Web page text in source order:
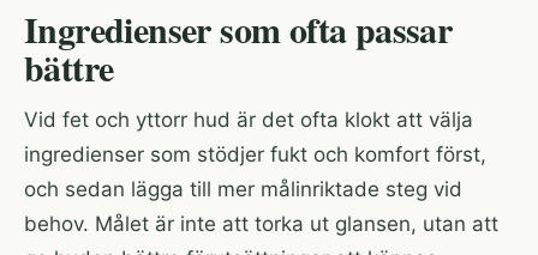
Ingredienser som ofta passar
bättre
Vid fet och yttorr hud är det ofta klokt att välja
ingredienser som stödjer fukt och komfort först,
och sedan lägga till mer målinriktade steg vid
behov. Målet är inte att torka ut glansen, utan att